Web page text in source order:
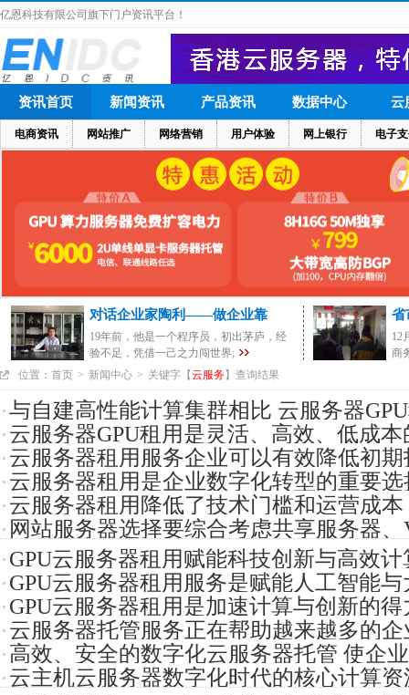
亿恩科技有限公司旗下门户资讯平台！
资讯首页
电商资讯 网站推广 网络营销 用户体验 网上银行 电子
新闻资讯 产品资讯 数据中心 云
对话企业家陶利——做企业靠
19年前，他是一个程序员，初出茅庐，经
验不足，凭借一己之力闯世界;
省
12
商
位置： 首页 > 新闻中心 > 关键字【云服务】查询结果
与自建高性能计算集群相比 云服务器
硬件采
云服务器GPU租用是灵活、高效、低成
高性能
云服务器租用服务企业可以有效降低初
本，提升资源
云服务器租用是企业数字化转型的重要
处理和分
云服务器租用降低了技术门槛和运营成
灵活性和
网站服务器选择要综合考虑共享服务器、
器和云服
GPU云服务器租用赋能科技创新与高效
现代计
GPU云服务器租用服务是赋能人工智能
手 加速
GPU云服务器租用是加速计算与创新的
幅提升
云服务器托管服务正在帮助越来越多的
业务运作
高效、安全的数字化云服务器托管 使企
昂贵的硬
云主机云服务器数字化时代的核心计算